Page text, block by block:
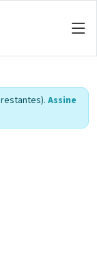
Assine